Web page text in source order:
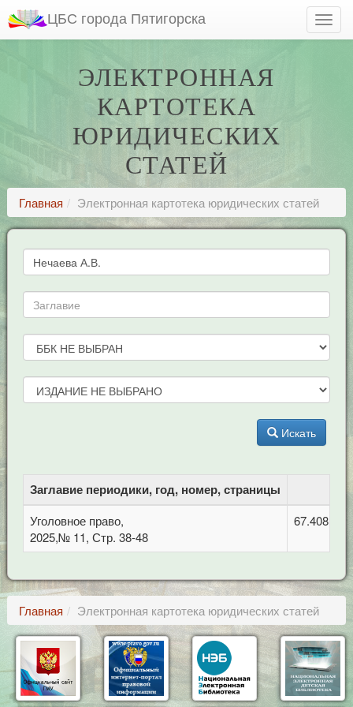
ЦБС города Пятигорска
ЭЛЕКТРОННАЯ
КАРТОТЕКА
ЮРИДИЧЕСКИХ
СТАТЕЙ
Главная Электронная картотека юридических статей
Искать
Заглавие периодики, год, номер, страницы
Уголовное право,
2025,№ 11, Стр. 38-48
67.408
Главная Электронная картотека юридических статей